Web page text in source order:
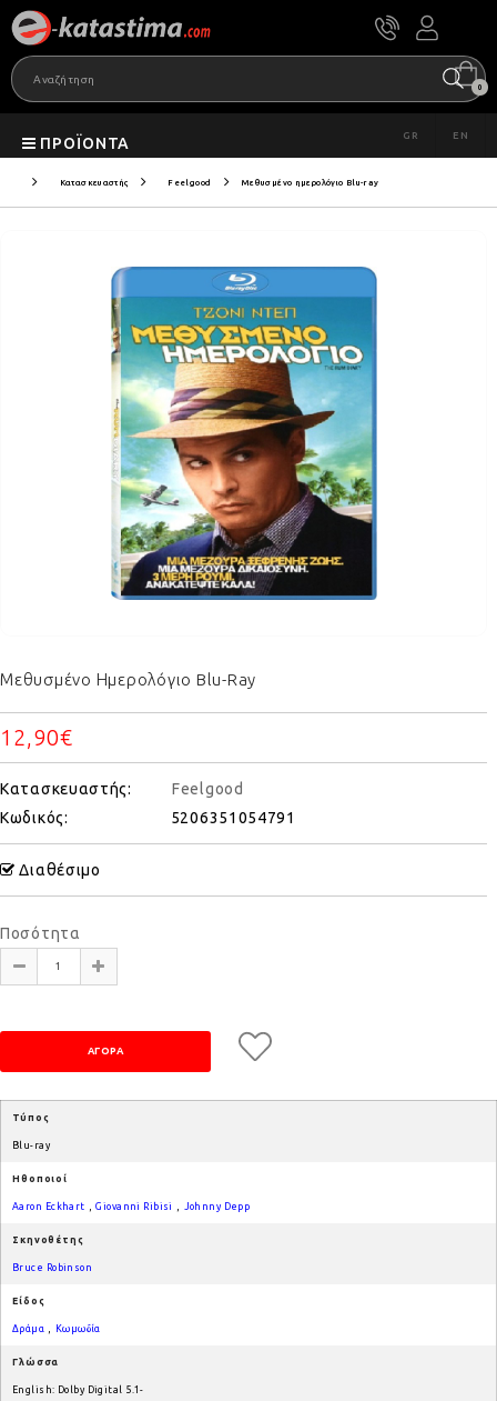
0
ΠΡΟΪΌΝΤΑ GR EN
Κατασκευαστής Feelgood Μεθυσμένο ημερολόγιο Blu-ray
Μεθυσμένο Ημερολόγιο Blu-Ray
12,90€
Κατασκευαστής:
Feelgood
Κωδικός:
5206351054791
Διαθέσιμο
Ποσότητα
Τύπος
Blu-ray
Ηθοποιοί
Aaron Eckhart ,Giovanni Ribisi Johnny Depp
Σκηνοθέτης
Bruce Robinson
Είδος
Δράμα Κωμωδία
Γλώσσα
English: Dolby Digital 5.1-